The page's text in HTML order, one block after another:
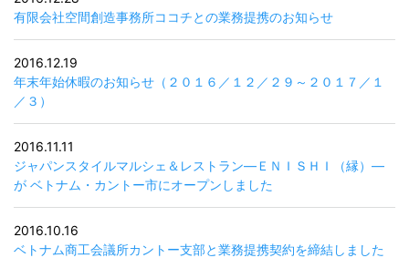
有限会社空間創造事務所ココチとの業務提携のお知らせ
2016.12.19
年末年始休暇のお知らせ（２０１６／１２／２９～２０１７／１
／３）
2016.11.11
ジャパンスタイルマルシェ＆レストラン―ＥＮＩＳＨＩ（縁）―
が ベトナム・カントー市にオープンしました
2016.10.16
ベトナム商工会議所カントー支部と業務提携契約を締結しました